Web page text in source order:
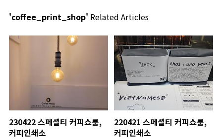
'coffee_print_shop' Related Articles
230422 스페셜티 커피쇼룸,
커피인쇄소
220421 스페셜티 커피쇼룸,
커피인쇄소